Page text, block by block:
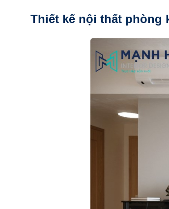
Thiết kế nội thất phòng